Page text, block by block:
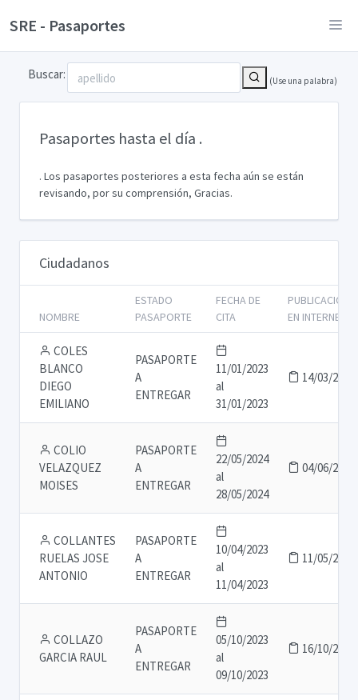
SRE - Pasaportes
Buscar: (Use una palabra)
Pasaportes hasta el día .
. Los pasaportes posteriores a esta fecha aún se están
revisando, por su comprensión, Gracias.
Ciudadanos
NOMBRE
ESTADO
PASAPORTE
FECHA DE
CITA
PUBLICACIÓN
EN INTERNET
COLES
BLANCO
DIEGO
EMILIANO
PASAPORTE
A
ENTREGAR
11/01/2023
al
31/01/2023
14/03/2023
COLIO
VELAZQUEZ
MOISES
PASAPORTE
A
ENTREGAR
22/05/2024
al
28/05/2024
04/06/2024
COLLANTES
RUELAS JOSE
ANTONIO
PASAPORTE
A
ENTREGAR
10/04/2023
al
11/04/2023
11/05/2023
COLLAZO
GARCIA RAUL
PASAPORTE
A
ENTREGAR
05/10/2023
al
09/10/2023
16/10/2023